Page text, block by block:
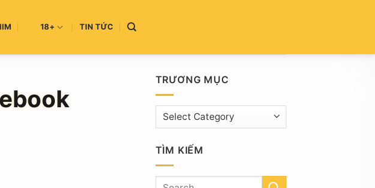
18+ TIN TỨC
TRƯƠNG MỤC
Trương
mục
TÌM KIẾM